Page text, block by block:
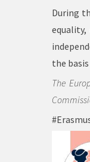
During
the
The